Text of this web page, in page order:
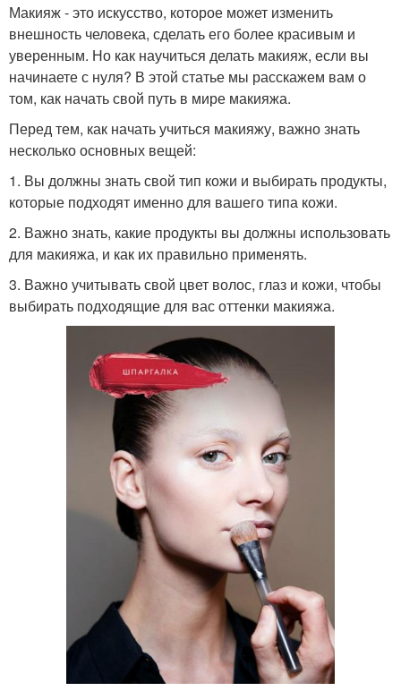
Макияж - это искусство, которое может изменить
внешность человека, сделать его более красивым и
уверенным. Но как научиться делать макияж, если вы
начинаете с нуля? В этой статье мы расскажем вам о
том, как начать свой путь в мире макияжа.
Перед тем, как начать учиться макияжу, важно знать
несколько основных вещей:
1. Вы должны знать свой тип кожи и выбирать продукты,
которые подходят именно для вашего типа кожи.
2. Важно знать, какие продукты вы должны использовать
для макияжа, и как их правильно применять.
3. Важно учитывать свой цвет волос, глаз и кожи, чтобы
выбирать подходящие для вас оттенки макияжа.